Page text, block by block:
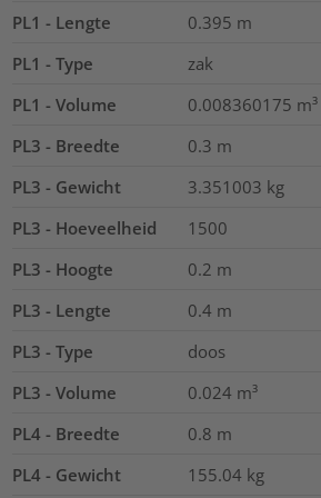
PL1 - Lengte
0.395 m
PL1 - Type
zak
PL1 - Volume
0.008360175 m³
PL3 - Breedte
0.3 m
PL3 - Gewicht
3.351003 kg
PL3 - Hoeveelheid
1500
PL3 - Hoogte
0.2 m
PL3 - Lengte
0.4 m
PL3 - Type
doos
PL3 - Volume
0.024 m³
PL4 - Breedte
0.8 m
PL4 - Gewicht
155.04 kg